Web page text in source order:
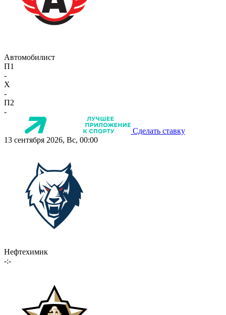
Автомобилист
П1
-
X
-
П2
-
Сделать ставку
13 сентября 2026, Вс, 00:00
Нефтехимик
-:-